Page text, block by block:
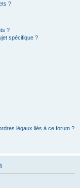
?
?
spécifique ?
légaux liés à ce forum ?